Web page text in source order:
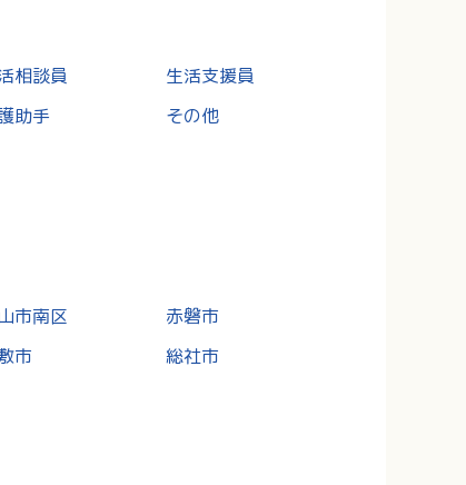
相談員
生活支援員
助手 その他
市南区
赤磐市
市
総社市